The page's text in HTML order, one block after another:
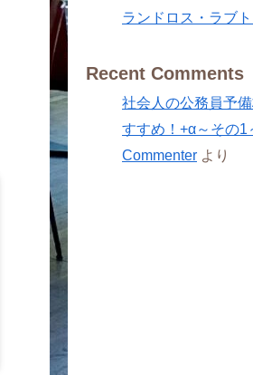
ランドロス・ラブト
Recent Comments
社会人の公務員予
すすめ！+α～その1
Commenter より